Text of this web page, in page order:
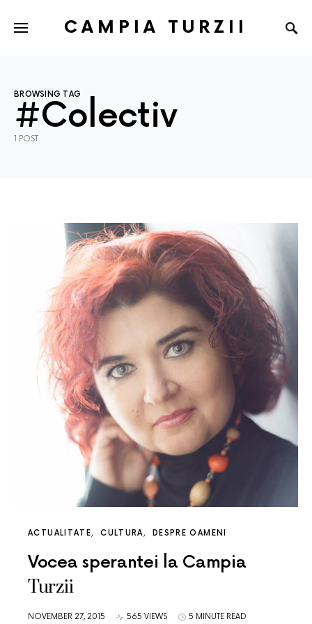
CAMPIA TURZII
BROWSING TAG
#Colectiv
1 POST
ACTUALITATE CULTURA DESPRE OAMENI
Vocea sperantei la Campia
Turzii
NOVEMBER 27, 2015 565 VIEWS 5 MINUTE READ